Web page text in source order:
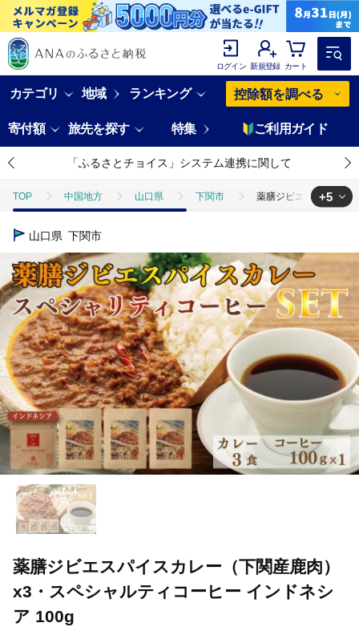
ログイン 新規登録 カート
カテゴリ 地域 ランキング 控除額を調べる
寄付額 旅先を探す 特集 ご利用ガイド
「ふるさとチョイス」システム連携に関して
TOP 中国地方 山口県 下関市 薬膳ジビエスパイスカ
TOP
TOP 肉 加工肉 ほかの加工肉 薬膳ジビエスパイス
TOP 加工食品 薬膳ジビエスパイスカレー（下関産鹿肉）x3・ス
TOP 加工食品 惣菜・レトルト 薬膳ジビエスパイスカレー
TOP 加工食品 ほかの加工食品 薬膳ジビエスパイスカレー
+5
山口県 下関市
薬膳ジビエスパイスカレー（下関産鹿肉）
x3・スペシャルティコーヒー インドネシ
ア 100g